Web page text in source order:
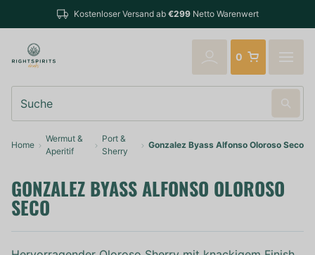
Kostenloser Versand ab€299 Netto Warenwert
0
Home
Wermut &
Aperitif
Port &
Sherry
Gonzalez Byass Alfonso Oloroso Seco
GONZALEZ BYASS ALFONSO OLOROSO
SECO